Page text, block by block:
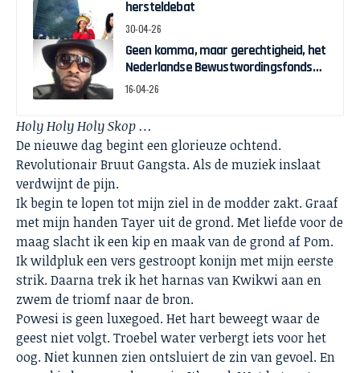
hersteldebat
30-04-26
Geen komma, maar gerechtigheid, het
Nederlandse Bewustwordingsfonds
en de strijd om zeggenschap
16-04-26
Holy Holy Holy Skop …
De nieuwe dag begint een glorieuze ochtend.
Revolutionair Bruut Gangsta. Als de muziek inslaat
verdwijnt de pijn.
Ik begin te lopen tot mijn ziel in de modder zakt. Graaf
met mijn handen Tayer uit de grond. Met liefde voor de
maag slacht ik een kip en maak van de grond af Pom.
Ik wildpluk een vers gestroopt konijn met mijn eerste
strik. Daarna trek ik het harnas van Kwikwi aan en
zwem de triomf naar de bron.
Powesi is geen luxegoed. Het hart beweegt waar de
geest niet volgt. Troebel water verbergt iets voor het
oog. Niet kunnen zien ontsluiert de zin van gevoel. En